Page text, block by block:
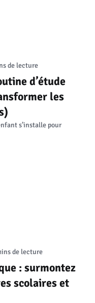
de lecture
d’étude
les
s’installe pour
de lecture
: surmontez
scolaires et